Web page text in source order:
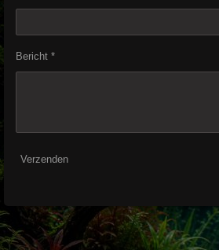
Bericht *
Verzenden